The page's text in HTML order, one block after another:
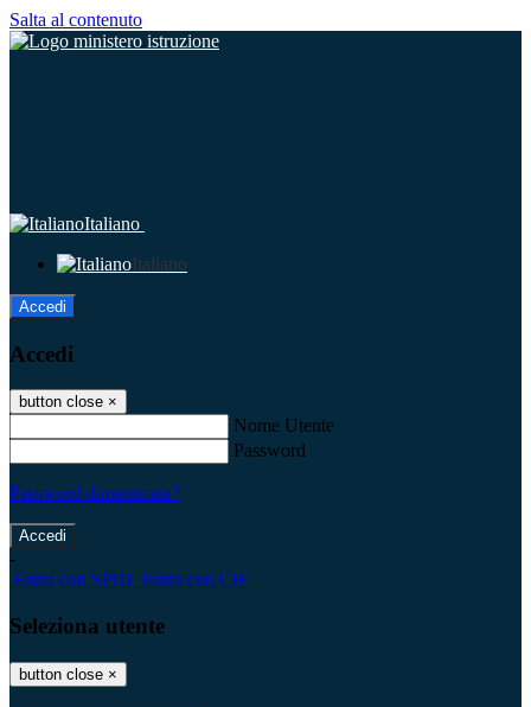
Salta al contenuto
Italiano
Italiano
Accedi
Accedi
button close ×
Nome Utente
Password
Password dimenticata?
-
Entra con SPID Entra con CIE
Seleziona utente
button close ×